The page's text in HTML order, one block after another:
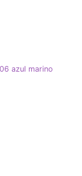
azul marino